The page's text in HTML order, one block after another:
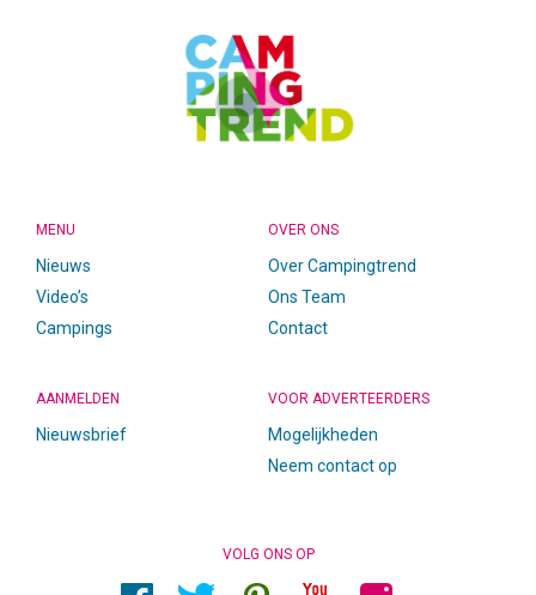
MENU
Nieuws
Video’s
Campings
OVER ONS
Over Campingtrend
Ons Team
Contact
AANMELDEN
Nieuwsbrief
VOOR ADVERTEERDERS
Mogelijkheden
Neem contact op
VOLG ONS OP